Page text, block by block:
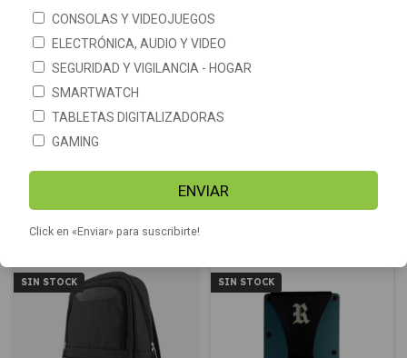
Valija Hasta 50kg con
$14.190
$25.289
SIN STOCK SIN STOCK
CONSOLAS Y VIDEOJUEGOS
ELECTRÓNICA, AUDIO Y VIDEO
SEGURIDAD Y VIGILANCIA - HOGAR
SMARTWATCH
TABLETAS DIGITALIZADORAS
GAMING
ENVIAR
Click en «Enviar» para suscribirte!